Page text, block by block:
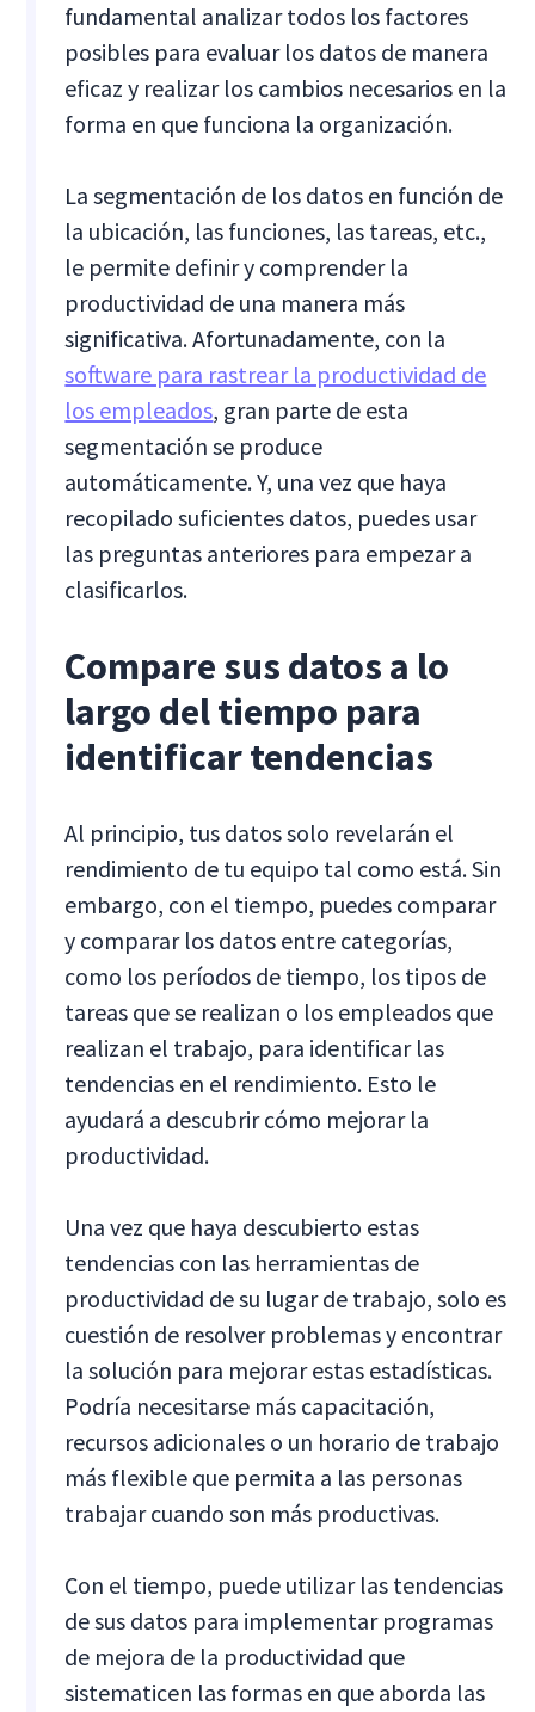
fundamental analizar todos los factores
posibles para evaluar los datos de manera
eficaz y realizar los cambios necesarios en la
forma en que funciona la organización.
La segmentación de los datos en función de
la ubicación, las funciones, las tareas, etc.,
le permite definir y comprender la
productividad de una manera más
significativa. Afortunadamente, con la
software para rastrear la productividad de
los empleados, gran parte de esta
segmentación se produce
automáticamente. Y, una vez que haya
recopilado suficientes datos, puedes usar
las preguntas anteriores para empezar a
clasificarlos.
Compare sus datos a lo
largo del tiempo para
identificar tendencias
Al principio, tus datos solo revelarán el
rendimiento de tu equipo tal como está. Sin
embargo, con el tiempo, puedes comparar
y comparar los datos entre categorías,
como los períodos de tiempo, los tipos de
tareas que se realizan o los empleados que
realizan el trabajo, para identificar las
tendencias en el rendimiento. Esto le
ayudará a descubrir cómo mejorar la
productividad.
Una vez que haya descubierto estas
tendencias con las herramientas de
productividad de su lugar de trabajo, solo es
cuestión de resolver problemas y encontrar
la solución para mejorar estas estadísticas.
Podría necesitarse más capacitación,
recursos adicionales o un horario de trabajo
más flexible que permita a las personas
trabajar cuando son más productivas.
Con el tiempo, puede utilizar las tendencias
de sus datos para implementar programas
de mejora de la productividad que
sistematicen las formas en que aborda las